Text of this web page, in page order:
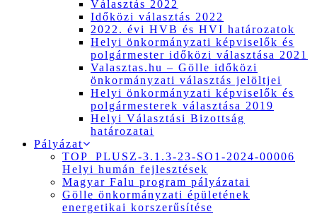
Választás 2022
Időközi választás 2022
2022. évi HVB és HVI határozatok
Helyi önkormányzati képviselők és
polgármester időközi választása 2021
Valasztas.hu – Gölle időközi
önkormányzati választás jelöltjei
Helyi önkormányzati képviselők és
polgármesterek választása 2019
Helyi Választási Bizottság
határozatai
Pályázat
TOP_PLUSZ-3.1.3-23-SO1-2024-00006
Helyi humán fejlesztések
Magyar Falu program pályázatai
Gölle önkormányzati épületének
energetikai korszerűsítése